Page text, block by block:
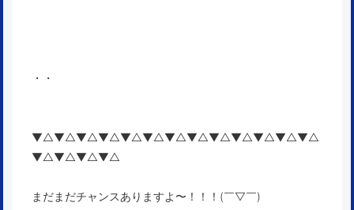
・・
▼△▼△▼△▼△▼△▼△▼△▼△▼△▼△▼△▼△▼△
▼△▼△▼△▼△
まだまだチャンスありますよ〜！！！(￣▽￣)